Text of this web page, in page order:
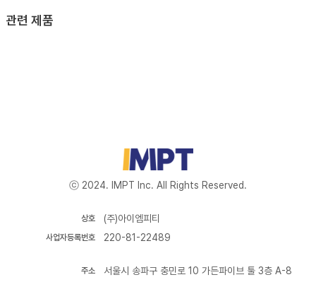
관련 제품
ⓒ 2024. IMPT Inc. All Rights Reserved.
(주)아이엠피티
상호
사업자등록번호
220-81-22489
주소
서울시 송파구 충민로 10 가든파이브 툴 3층 A-8